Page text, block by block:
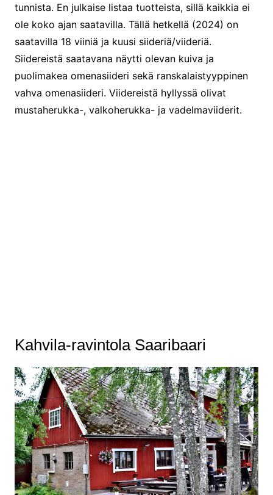
tunnista. En julkaise listaa tuotteista, sillä kaikkia ei
ole koko ajan saatavilla. Tällä hetkellä (2024) on
saatavilla 18 viiniä ja kuusi siideriä/viideriä.
Siidereistä saatavana näytti olevan kuiva ja
puolimakea omenasiideri sekä ranskalaistyyppinen
vahva omenasiideri. Viidereistä hyllyssä olivat
mustaherukka-, valkoherukka- ja vadelmaviiderit.
Kahvila-ravintola Saaribaari